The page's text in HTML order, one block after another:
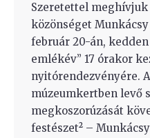
Szeretettel
közönséget
február 20-án, kedden
emlékév” 17 órakor
nyitórendezvényére.
múzeumkertben levő
megkoszorúzását
festészet² –